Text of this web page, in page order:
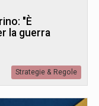
"È
la guerra
Strategie & Regole